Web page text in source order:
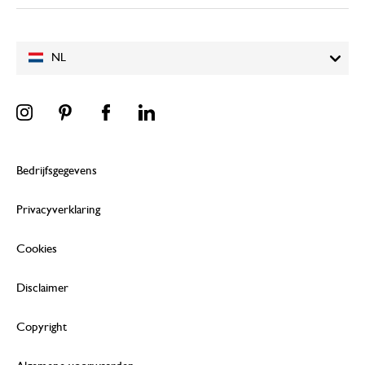
NL
Bedrijfsgegevens
Privacyverklaring
Cookies
Disclaimer
Copyright